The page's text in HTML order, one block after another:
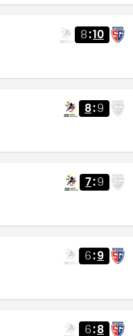
8:10
8:9
7:9
6:9
6:8